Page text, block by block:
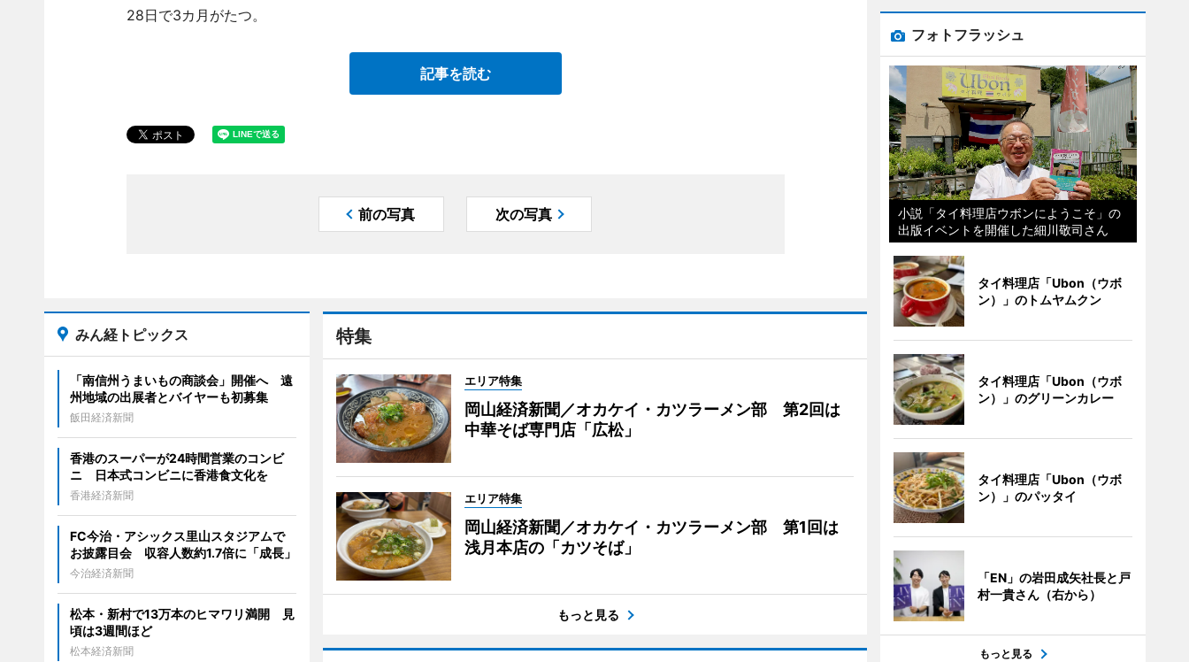
28日で3カ月がたつ。
記事を読む
前の写真 次の写真
特集
エリア特集
岡山経済新聞／オカケイ・カツラーメン部 第2回は
中華そば専門店「広松」
エリア特集
岡山経済新聞／オカケイ・カツラーメン部 第1回は
浅月本店の「カツそば」
もっと見る
みん経トピックス
「南信州うまいもの商談会」開催へ 遠
州地域の出展者とバイヤーも初募集
飯田経済新聞
香港のスーパーが24時間営業のコンビ
ニ 日本式コンビニに香港食文化を
香港経済新聞
FC今治・アシックス里山スタジアムで
お披露目会 収容人数約1.7倍に「成長」
今治経済新聞
松本・新村で13万本のヒマワリ満開 見
頃は3週間ほど
松本経済新聞
フォトフラッシュ
小説「タイ料理店ウボンにようこそ」の
出版イベントを開催した細川敬司さん
タイ料理店「Ubon（ウボ
ン）」のトムヤムクン
タイ料理店「Ubon（ウボ
ン）」のグリーンカレー
タイ料理店「Ubon（ウボ
ン）」のパッタイ
「EN」の岩田成矢社長と戸
村一貴さん（右から）
もっと見る